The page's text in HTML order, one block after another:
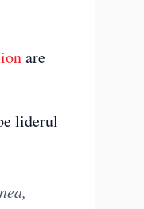
are
liderul